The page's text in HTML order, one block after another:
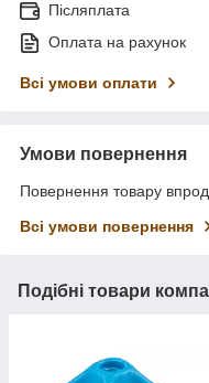
Післяплата
Оплата на рахунок
Всі умови оплати
Умови повернення
Повернення товару
Всі умови повернення
Подібні товари